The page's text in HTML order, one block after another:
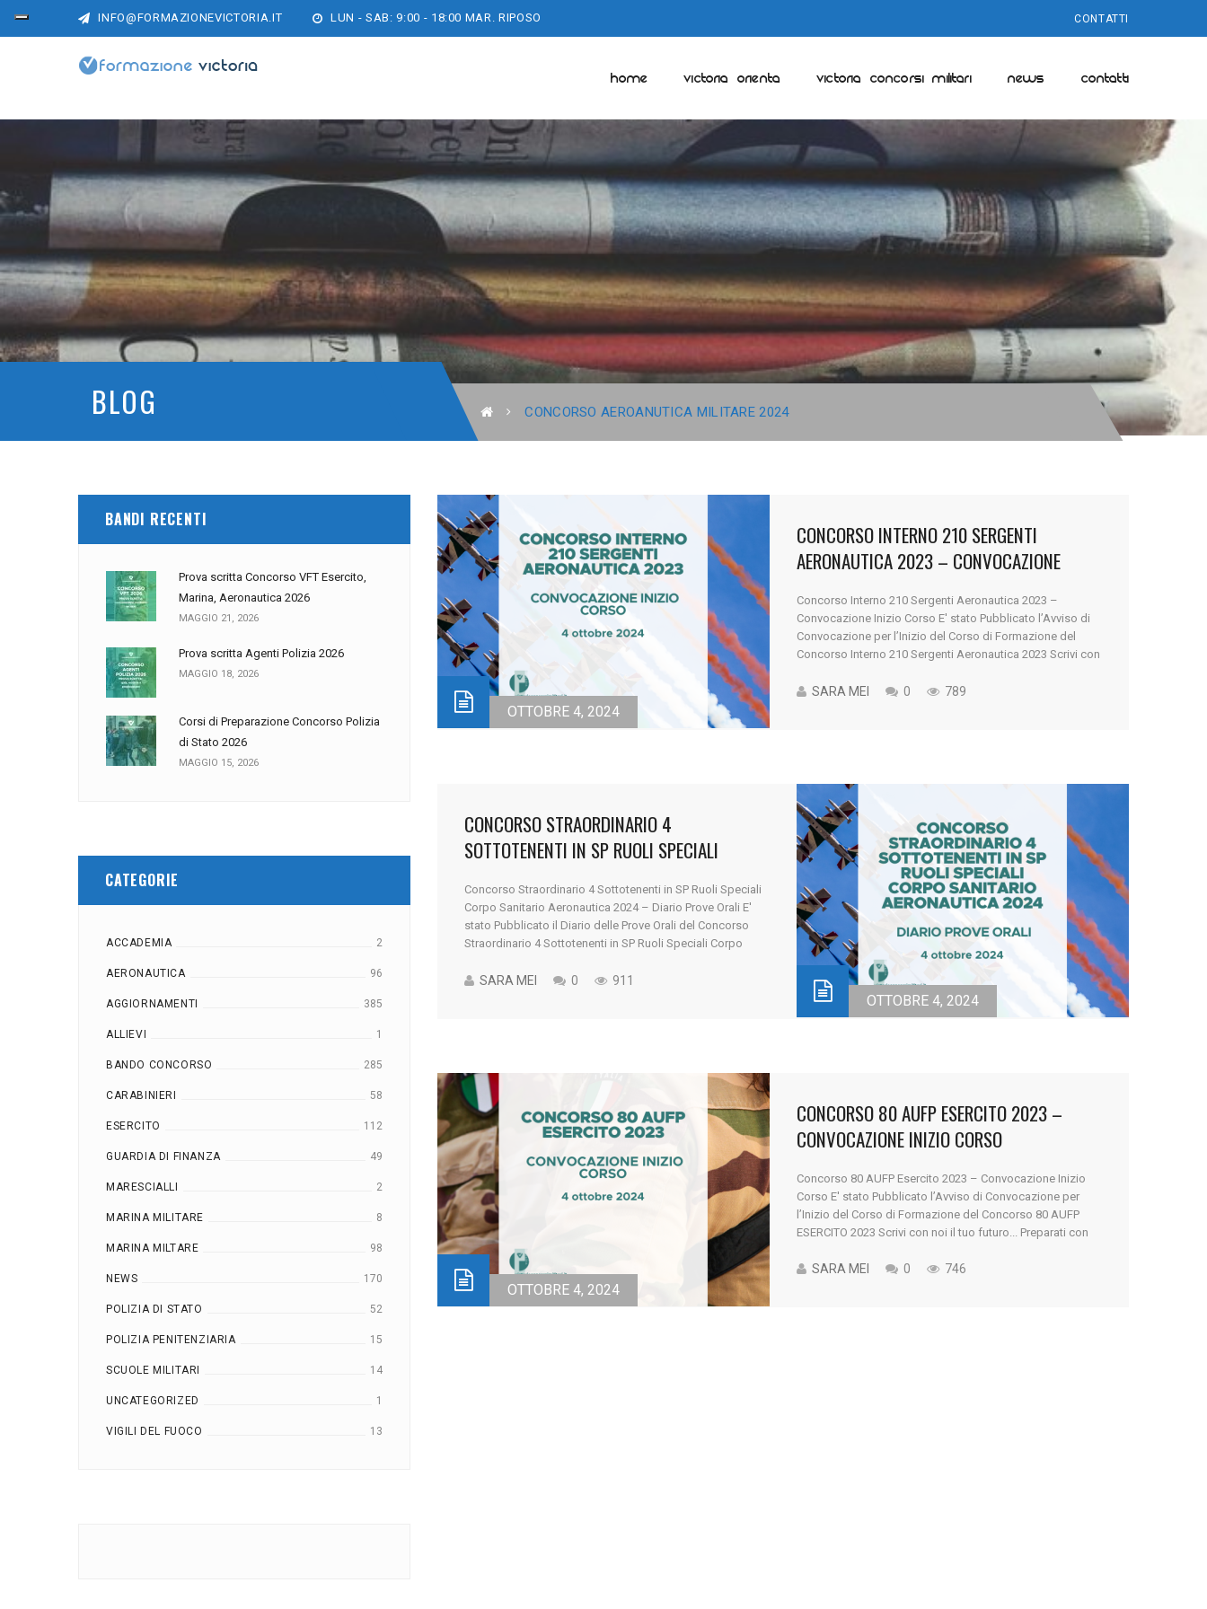
INFO@FORMAZIONEVICTORIA.IT LUN - SAB: 9:00 - 18:00 MAR. RIPOSO CONTATTI
HOME VICTORIA ORIENTA VICTORIA CONCORSI MILITARI NEWS CONTATTI
BLOG CONCORSO AEROANUTICA MILITARE 2024
BANDI RECENTI
Prova scritta Concorso VFT Esercito,
Marina, Aeronautica 2026
MAGGIO 21, 2026
Prova scritta Agenti Polizia 2026
MAGGIO 18, 2026
Corsi di Preparazione Concorso Polizia
di Stato 2026
MAGGIO 15, 2026
CATEGORIE
ACCADEMIA 2
AERONAUTICA 96
AGGIORNAMENTI 385
ALLIEVI 1
BANDO CONCORSO 285
CARABINIERI 58
ESERCITO 112
GUARDIA DI FINANZA 49
MARESCIALLI 2
MARINA MILITARE 8
MARINA MILTARE 98
NEWS 170
POLIZIA DI STATO 52
POLIZIA PENITENZIARIA 15
SCUOLE MILITARI 14
UNCATEGORIZED 1
VIGILI DEL FUOCO 13
OTTOBRE 4, 2024
CONCORSO INTERNO 210 SERGENTI
AERONAUTICA 2023 – CONVOCAZIONE
Concorso Interno 210 Sergenti Aeronautica 2023 –
Convocazione Inizio Corso E' stato Pubblicato l’Avviso di
Convocazione per l’Inizio del Corso di Formazione del
Concorso Interno 210 Sergenti Aeronautica 2023 Scrivi con
Contattaci Nella giornata di oggi, 4 ottobre, è stato
SARA MEI 0 789
OTTOBRE 4, 2024
CONCORSO STRAORDINARIO 4
SOTTOTENENTI IN SP RUOLI SPECIALI
DIARIO PROVE ORALI
Concorso Straordinario 4 Sottotenenti in SP Ruoli Speciali
Corpo Sanitario Aeronautica 2024 – Diario Prove Orali E'
stato Pubblicato il Diario delle Prove Orali del Concorso
Straordinario 4 Sottotenenti in SP Ruoli Speciali Corpo
Preparati con Victoria Concorsi Militari Contattaci Nella
SARA MEI 0 911
OTTOBRE 4, 2024
CONCORSO 80 AUFP ESERCITO 2023 –
CONVOCAZIONE INIZIO CORSO
Concorso 80 AUFP Esercito 2023 – Convocazione Inizio
Corso E' stato Pubblicato l’Avviso di Convocazione per
l’Inizio del Corso di Formazione del Concorso 80 AUFP
ESERCITO 2023 Scrivi con noi il tuo futuro... Preparati con
4 ottobre, è stato pubblicato l'Avviso di Convocazione per
SARA MEI 0 746